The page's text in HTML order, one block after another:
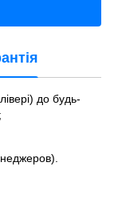
до будь-